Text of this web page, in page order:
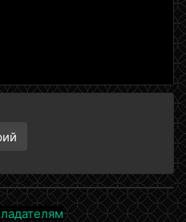
Особенности
Напрасная жертва
Ножик